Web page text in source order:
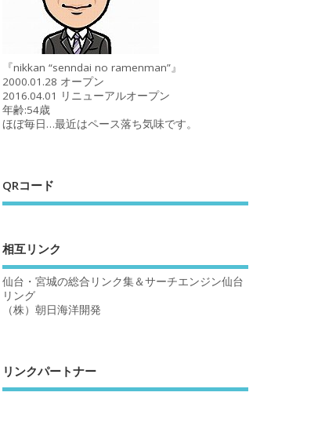
『nikkan “senndai no ramenman”』
2000.01.28 オープン
2016.04.01 リニューアルオープン
年齢:54歳
ほぼ毎日…最近はペース落ち気味です。
QRコード
相互リンク
仙台・宮城の総合リンク集＆サーチエンジン仙台
リング
（株）朝日海洋開発
リンクパートナー